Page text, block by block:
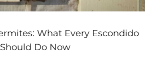
What Every Escondido
Do Now